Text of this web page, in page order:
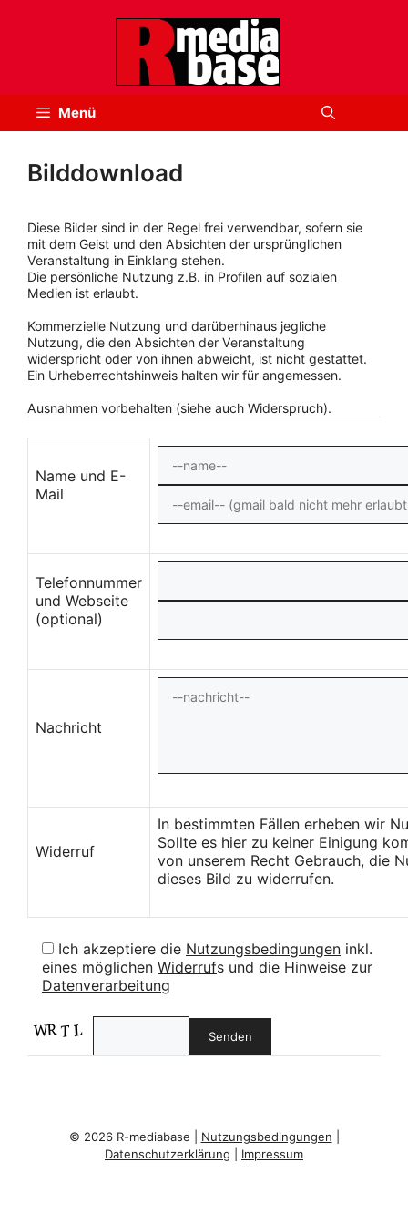
Menü
Bilddownload
Diese Bilder sind in der Regel frei verwendbar, sofern sie
mit dem Geist und den Absichten der ursprünglichen
Veranstaltung in Einklang stehen.
Die persönliche Nutzung z.B. in Profilen auf sozialen
Medien ist erlaubt.
Kommerzielle Nutzung und darüberhinaus jegliche
Nutzung, die den Absichten der Veranstaltung
widerspricht oder von ihnen abweicht, ist nicht gestattet.
Ein Urheberrechtshinweis halten wir für angemessen.
Ausnahmen vorbehalten (siehe auch Widerspruch).
Name und E-
Mail
Telefonnummer
und Webseite
(optional)
Nachricht
Widerruf
In bestimmten Fällen erheben wir
Sollte es hier zu keiner Einigung
von unserem Recht Gebrauch, die
dieses Bild zu widerrufen.
Ich akzeptiere die Nutzungsbedingungen inkl.
eines möglichen Widerrufs und die Hinweise zur
Datenverarbeitung
© 2026 R-mediabase | Nutzungsbedingungen
Datenschutzerklärung
Impressum